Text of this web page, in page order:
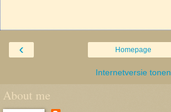
‹ Homepage
Internetversie tonen
About me